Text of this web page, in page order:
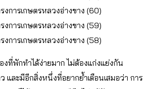
งที่พักทำได้ง่ายมาก ไม่ต้องแก่งแย่งกัน
และมีอีกสิ่งหนึ่งที่อยากย้ำเตือนเสมอว่า การ